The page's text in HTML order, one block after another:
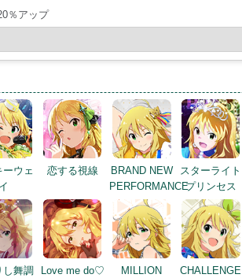
％アップ
ーウェ
イ
恋する視線
BRAND NEW
PERFORMANCE
スターライト
プリンセス
し舞調
Love me do♡
MILLION
CHALLENGE